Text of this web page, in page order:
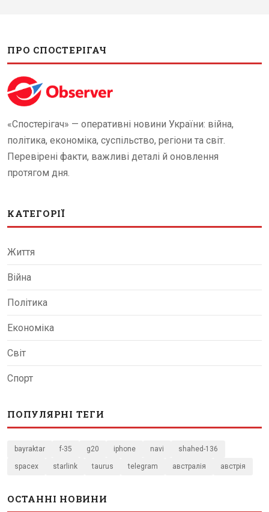
ПРО СПОСТЕРІГАЧ
«Спостерігач» — оперативні новини України: війна,
політика, економіка, суспільство, регіони та світ.
Перевірені факти, важливі деталі й оновлення
протягом дня.
КАТЕГОРІЇ
Життя
Війна
Політика
Економіка
Світ
Спорт
ПОПУЛЯРНІ ТЕГИ
bayraktar f-35 g20 iphone navi shahed-136
spacex starlink taurus telegram австралія австрія
ОСТАННІ НОВИНИ